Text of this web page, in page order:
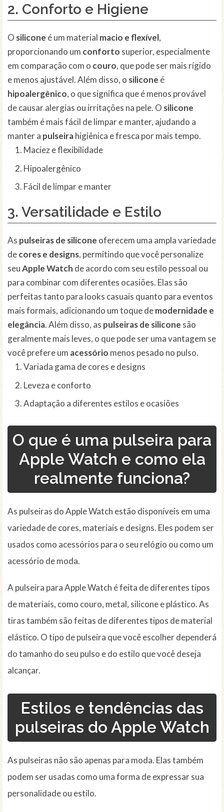
2. Conforto e Higiene
O silicone é um material macio e flexível,
proporcionando um conforto superior, especialmente
em comparação com o couro, que pode ser mais rígido
e menos ajustável. Além disso, o silicone é
hipoalergênico, o que significa que é menos provável
de causar alergias ou irritações na pele. O silicone
também é mais fácil de limpar e manter, ajudando a
manter a pulseirahigiênica e fresca por mais tempo.
Maciez e flexibilidade
Hipoalergênico
Fácil de limpar e manter
3. Versatilidade e Estilo
As pulseiras de silicone oferecem uma ampla variedade
decores e designs, permitindo que você personalize
seuApple Watch de acordo com seu estilo pessoal ou
para combinar com diferentes ocasiões. Elas são
perfeitas tanto para looks casuais quanto para eventos
mais formais, adicionando um toque demodernidade e
elegância. Além disso, as pulseiras de silicone são
geralmente mais leves, o que pode ser uma vantagem se
você prefere um acessório menos pesado no pulso.
Variada gama de cores e designs
Leveza e conforto
Adaptação a diferentes estilos e ocasiões
O que é uma pulseira para
Apple Watch e como ela
realmente funciona?
As pulseiras do Apple Watch estão disponíveis em uma
variedade de cores, materiais e designs. Eles podem ser
usados como acessórios para o seu relógio ou como um
acessório de moda.
A pulseira para Apple Watch é feita de diferentes tipos
de materiais, como couro, metal, silicone e plástico. As
tiras também são feitas de diferentes tipos de material
elástico. O tipo de pulseira que você escolher dependerá
do tamanho do seu pulso e do estilo que você deseja
alcançar.
Estilos e tendências das
pulseiras do Apple Watch
As pulseiras não são apenas para moda. Elas também
podem ser usadas como uma forma de expressar sua
personalidade ou estilo.